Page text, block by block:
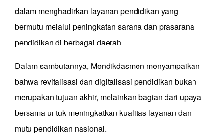
dalam menghadirkan layanan pendidikan yang
bermutu melalui peningkatan sarana dan prasarana
pendidikan di berbagai daerah.
Dalam sambutannya, Mendikdasmen menyampaikan
bahwa revitalisasi dan digitalisasi pendidikan bukan
merupakan tujuan akhir, melainkan bagian dari upaya
bersama untuk meningkatkan kualitas layanan dan
mutu pendidikan nasional.